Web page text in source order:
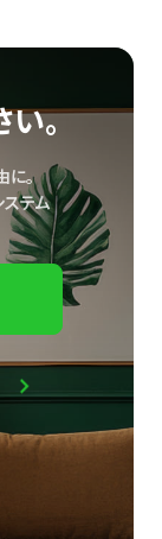
。
に。
テム